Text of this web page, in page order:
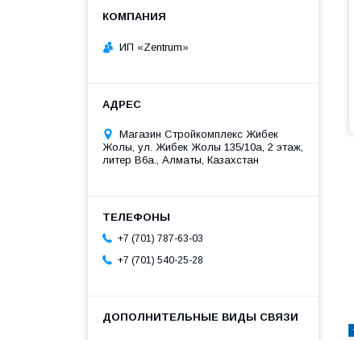
ИП «Zentrum»
Магазин Стройкомплекс Жибек
Жолы, ул. Жибек Жолы 135/10а, 2 этаж,
литер В6а., Алматы, Казахстан
+7 (701) 787-63-03
+7 (701) 540-25-28